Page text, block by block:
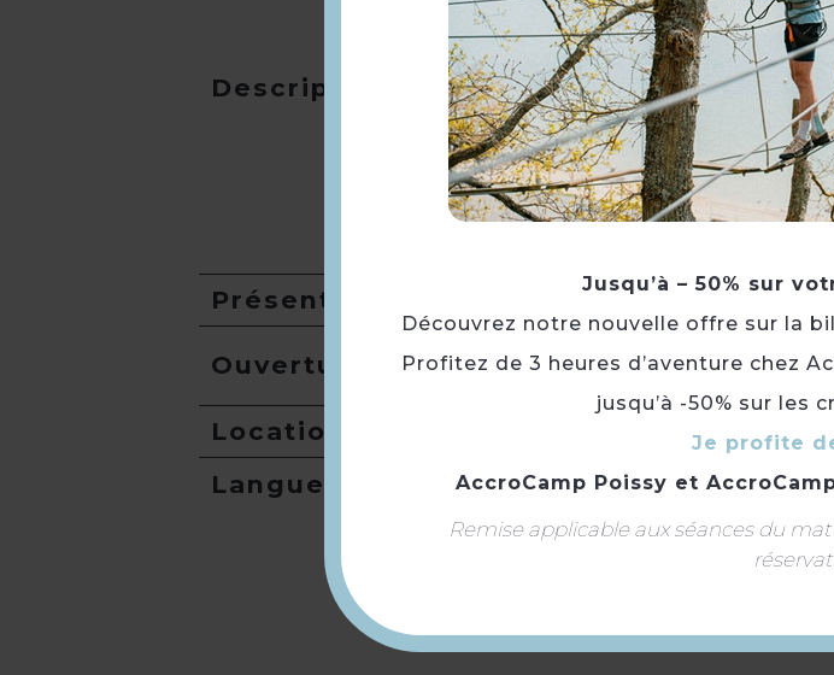
Description
nouilles sautées,
L’établissement propose
pauses déjeuner comme
les commandes peuvent
livraison.
Une adresse pratique
Présentation
Ouverture Toute l'année, tous les
Location de salles
Langues
Langue(s) parlée(s) :
À voir
Jusqu’à – 50% sur
Découvrez notre nouvelle offre sur la
Profitez de 3 heures d’aventure chez
jusqu’à -50% sur les
Je profite
AccroCamp Poissy et
Remise applicable aux séances du